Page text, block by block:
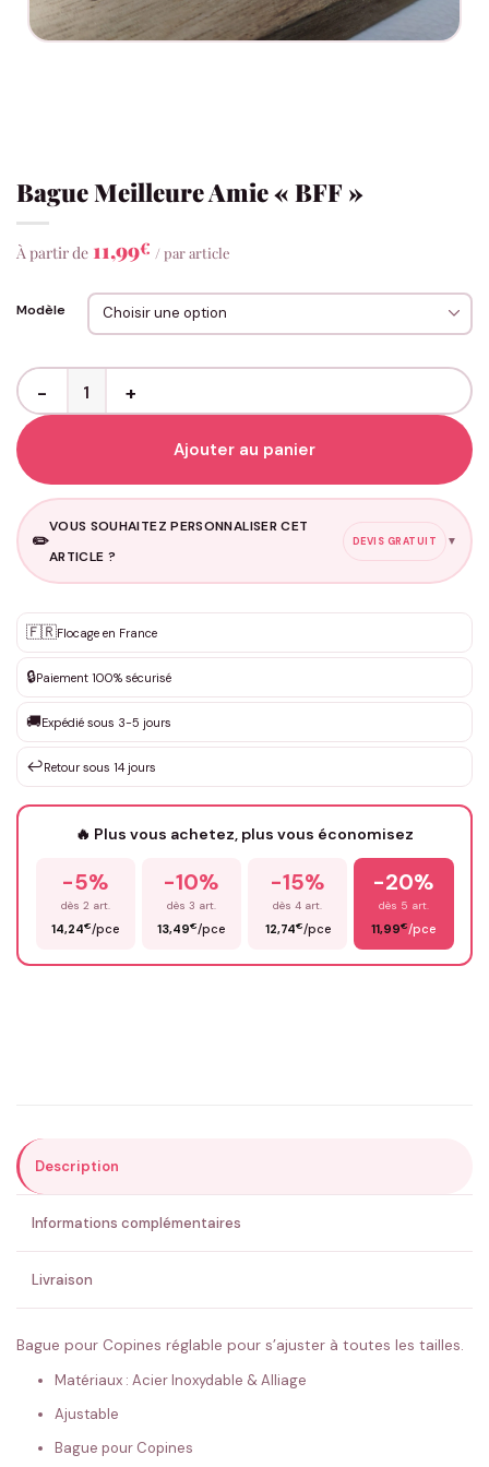
Bague Meilleure Amie « BFF »
À partir de 11,99€ / par article
Modèle
quantité de Bague Meilleure Amie "BFF"
Ajouter au panier
✏️
VOUS SOUHAITEZ PERSONNALISER CET
ARTICLE ?
DEVIS GRATUIT ▼
✨ Personnalisation sur mesure
DEVIS GRATUIT · Personnalisation de 3 à 10€ selon la demande
Que souhaitez-vous ?*
Votre texte / idée*
Prénom*
ENVOYER MA DEMANDE ✨
💚 Retour sous 24-48h🇫🇷 Flocage en France✅ Validation avant fabrication
🇫🇷Flocage en France
🔒Paiement 100% sécurisé
🚚Expédié sous 3-5 jours
↩️Retour sous 14 jours
🔥 Plus vous achetez, plus vous économisez
-5%
dès 2 art.
14,24€/pce
-10%
dès 3 art.
13,49€/pce
-15%
dès 4 art.
12,74€/pce
-20%
dès 5 art.
11,99€/pce
Description
Informations complémentaires
Livraison
Bague pour Copines réglable pour s’ajuster à toutes les tailles.
Matériaux : Acier Inoxydable & Alliage
Ajustable
Bague pour Copines